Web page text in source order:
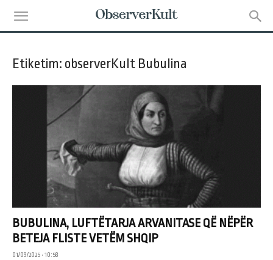
Etiketim: observerKult Bubulina
BUBULINA, LUFTËTARJA ARVANITASE QË NËPËR
BETEJA FLISTE VETËM SHQIP
01/09/2025 • 10:58